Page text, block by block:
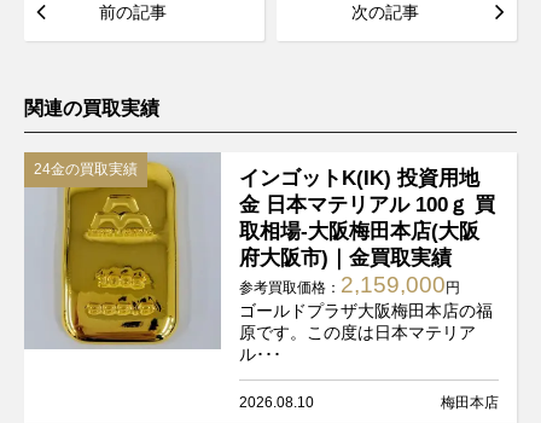
前の記事 次の記事
関連の買取実績
24金の買取実績
インゴットK(IK) 投資用地
金 日本マテリアル 100ｇ 買
取相場-大阪梅田本店(大阪
府大阪市)｜金買取実績
参考買取価格： 2,159,000 円
ゴールドプラザ大阪梅田本店の福
原です。この度は日本マテリア
ル･･･
2026.08.10 梅田本店